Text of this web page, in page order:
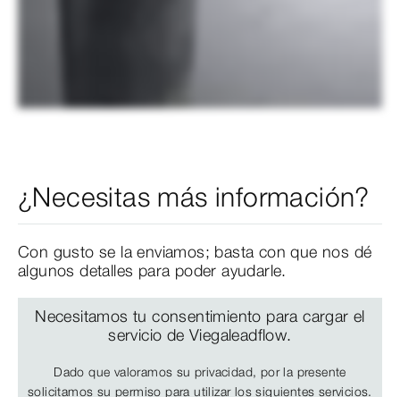
¿Necesitas más información?
Con gusto se la enviamos; basta con que nos dé
algunos detalles para poder ayudarle.
Necesitamos tu consentimiento para cargar el
servicio de Viegaleadflow.
Dado que valoramos su privacidad, por la presente
solicitamos su permiso para utilizar los siguientes servicios.